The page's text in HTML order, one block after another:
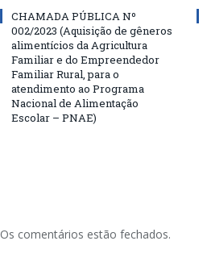
CHAMADA PÚBLICA Nº
002/2023 (Aquisição de gêneros
alimentícios da Agricultura
Familiar e do Empreendedor
Familiar Rural, para o
atendimento ao Programa
Nacional de Alimentação
Escolar – PNAE)
Os comentários estão fechados.